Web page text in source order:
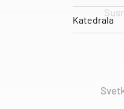
Katedrala